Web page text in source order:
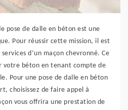
pose de dalle en béton est une
Pour réussir cette mission, il est
d’un maçon chevronné. Ce
votre béton en tenant compte de
Pour une pose de dalle en béton
choisissez de faire appel à
vous offrira une prestation de